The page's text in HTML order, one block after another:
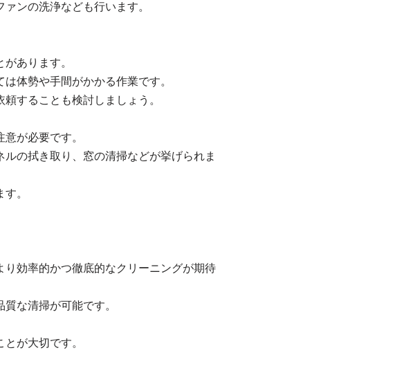
ンの洗浄なども行います。
あります。
体勢や手間がかかる作業です。
することも検討しましょう。
が必要です。
の拭き取り、窓の清掃などが挙げられま
。
効率的かつ徹底的なクリーニングが期待
な清掃が可能です。
が大切です。